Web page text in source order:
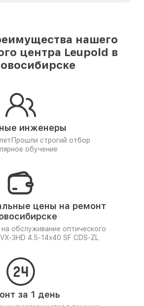
нашего
центра Leupold в
инженеры
Прошли строгий отбор
обучение
цены на ремонт
обслуживание оптического
3HD 4.5-14x40 SF CDS-ZL
за 1 день